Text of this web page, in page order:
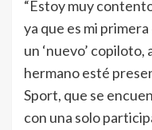
“Estoy muy
ya que es mi
un ‘nuevo’
hermano esté
Sport, que se
con una solo